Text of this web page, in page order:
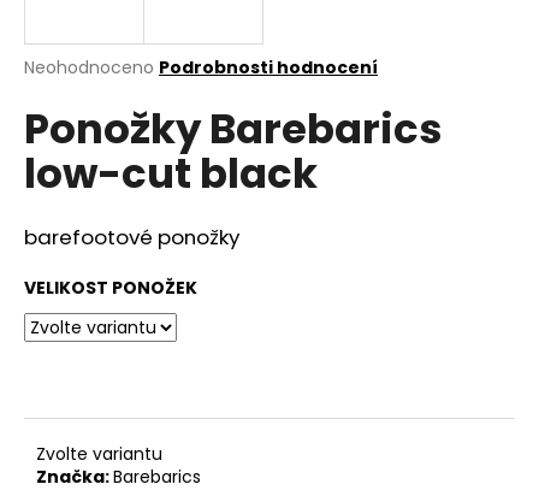
Průměrné
produktu
je
0,0
hvězdiček.
Neohodnoceno Podrobnosti hodnocení
Ponožky Barebarics
low-cut black
barefootové ponožky
VELIKOST PONOŽEK
Zvolte variantu
Značka:Barebarics
j
t
?
o
o